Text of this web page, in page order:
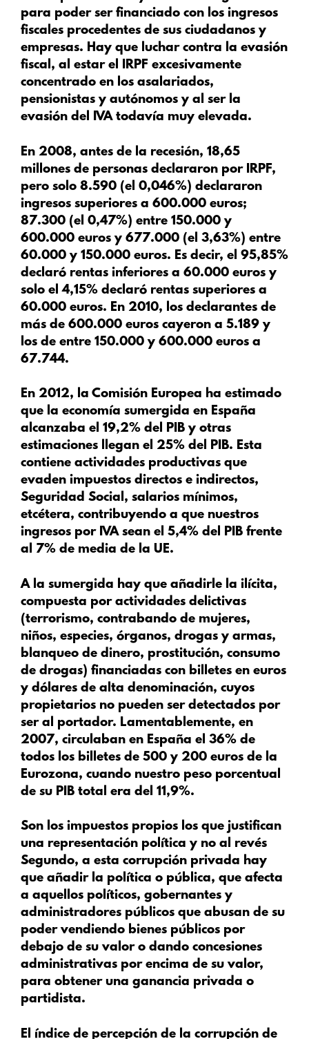
para poder ser financiado con los ingresos
fiscales procedentes de sus ciudadanos y
empresas. Hay que luchar contra la evasión
fiscal, al estar el IRPF excesivamente
concentrado en los asalariados,
pensionistas y autónomos y al ser la
evasión del IVA todavía muy elevada.
En 2008, antes de la recesión, 18,65
millones de personas declararon por IRPF,
pero solo 8.590 (el 0,046%) declararon
ingresos superiores a 600.000 euros;
87.300 (el 0,47%) entre 150.000 y
600.000 euros y 677.000 (el 3,63%) entre
60.000 y 150.000 euros. Es decir, el 95,85%
declaró rentas inferiores a 60.000 euros y
solo el 4,15% declaró rentas superiores a
60.000 euros. En 2010, los declarantes de
más de 600.000 euros cayeron a 5.189 y
los de entre 150.000 y 600.000 euros a
67.744.
En 2012, la Comisión Europea ha estimado
que la economía sumergida en España
alcanzaba el 19,2% del PIB y otras
estimaciones llegan el 25% del PIB. Esta
contiene actividades productivas que
evaden impuestos directos e indirectos,
Seguridad Social, salarios mínimos,
etcétera, contribuyendo a que nuestros
ingresos por IVA sean el 5,4% del PIB frente
al 7% de media de la UE.
A la sumergida hay que añadirle la ilícita,
compuesta por actividades delictivas
(terrorismo, contrabando de mujeres,
niños, especies, órganos, drogas y armas,
blanqueo de dinero, prostitución, consumo
de drogas) financiadas con billetes en euros
y dólares de alta denominación, cuyos
propietarios no pueden ser detectados por
ser al portador. Lamentablemente, en
2007, circulaban en España el 36% de
todos los billetes de 500 y 200 euros de la
Eurozona, cuando nuestro peso porcentual
de su PIB total era del 11,9%.
Son los impuestos propios los que justifican
una representación política y no al revés
Segundo, a esta corrupción privada hay
que añadir la política o pública, que afecta
a aquellos políticos, gobernantes y
administradores públicos que abusan de su
poder vendiendo bienes públicos por
debajo de su valor o dando concesiones
administrativas por encima de su valor,
para obtener una ganancia privada o
partidista.
El índice de percepción de la corrupción de